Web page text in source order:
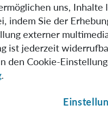
uns, Inhalte
indem Sie der
externer
ist jederzeit
den Cookie-
.